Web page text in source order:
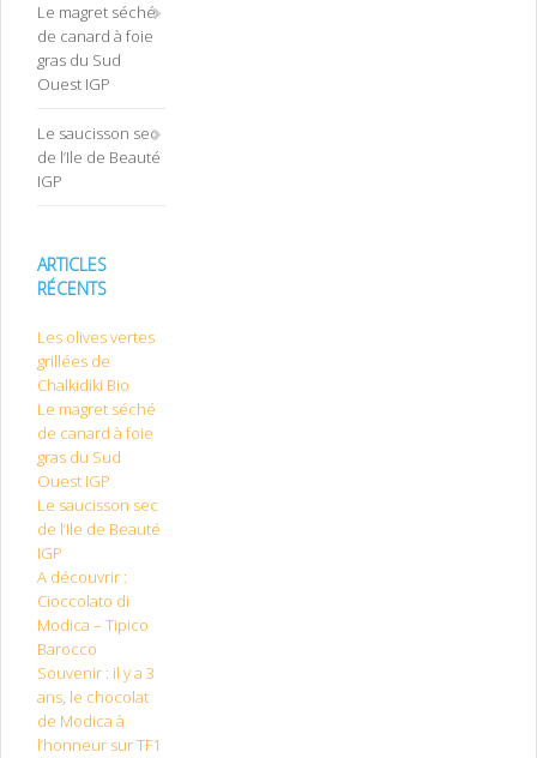
Le magret séché
de canard à foie
gras du Sud
Ouest IGP
Le saucisson sec
de l’Ile de Beauté
IGP
ARTICLES
RÉCENTS
Les olives vertes
grillées de
Chalkidiki Bio
Le magret séché
de canard à foie
gras du Sud
Ouest IGP
Le saucisson sec
de l’Ile de Beauté
IGP
A découvrir :
Cioccolato di
Modica – Tipico
Barocco
Souvenir : il y a 3
ans, le chocolat
de Modica à
l’honneur sur TF1